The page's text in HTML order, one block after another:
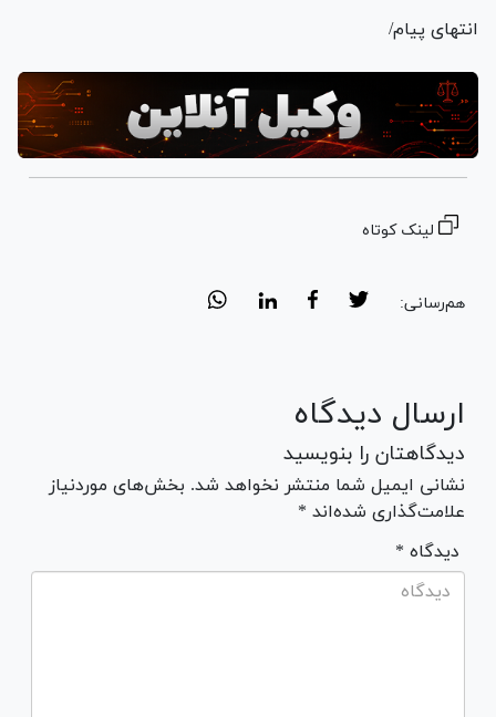
انتهای پیام/
لینک کوتاه
هم‌رسانی:
ارسال دیدگاه
دیدگاهتان را بنویسید
نشانی ایمیل شما منتشر نخواهد شد. بخش‌های موردنیاز
علامت‌گذاری شده‌اند *
* دیدگاه